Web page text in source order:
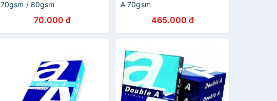
70gsm / 80gsm
70.000 đ
A 70gsm
465.000 đ